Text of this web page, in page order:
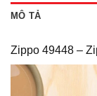
MÔ TẢ
Zippo 49448 –